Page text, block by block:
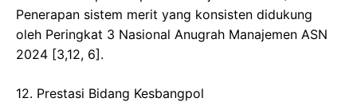
Penerapan sistem merit yang konsisten didukung
oleh Peringkat 3 Nasional Anugrah Manajemen ASN
2024 [3,12, 6].
​12. Prestasi Bidang Kesbangpol